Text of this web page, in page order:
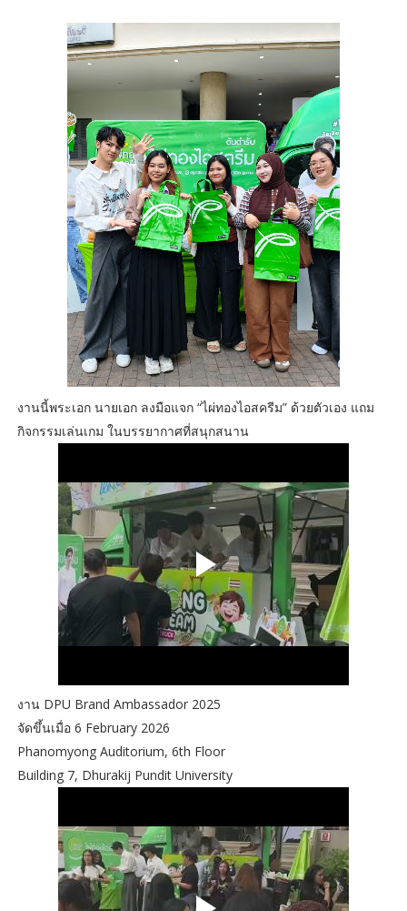
งานนี้พระเอก นายเอก ลงมือแจก “ไผ่ทองไอสครีม” ด้วยตัวเอง แถม
กิจกรรมเล่นเกม ในบรรยากาศที่สนุกสนาน
งาน DPU Brand Ambassador 2025
จัดขึ้นเมื่อ 6 February 2026
Phanomyong Auditorium, 6th Floor
Building 7, Dhurakij Pundit University